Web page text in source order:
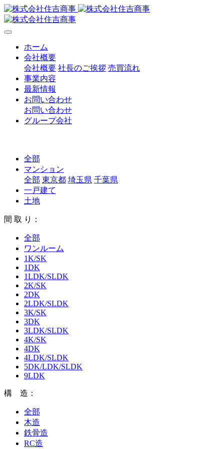
ホーム
会社概要
会社概要 社長のご挨拶 売買流れ
事業内容
最新情報
お問い合わせ
お問い合わせ
グループ会社
全部
マンション
全部 東京都 埼玉県 千葉県
一戸建て
土地
間 取 り：
全部
ワンルーム
1K/SK
1DK
1LDK/SLDK
2K/SK
2DK
2LDK/SLDK
3K/SK
3DK
3LDK/SLDK
4K/SK
4DK
4LDK/SLDK
5DK/LDK/SLDK
9LDK
構 造：
全部
木造
鉄骨造
RC造